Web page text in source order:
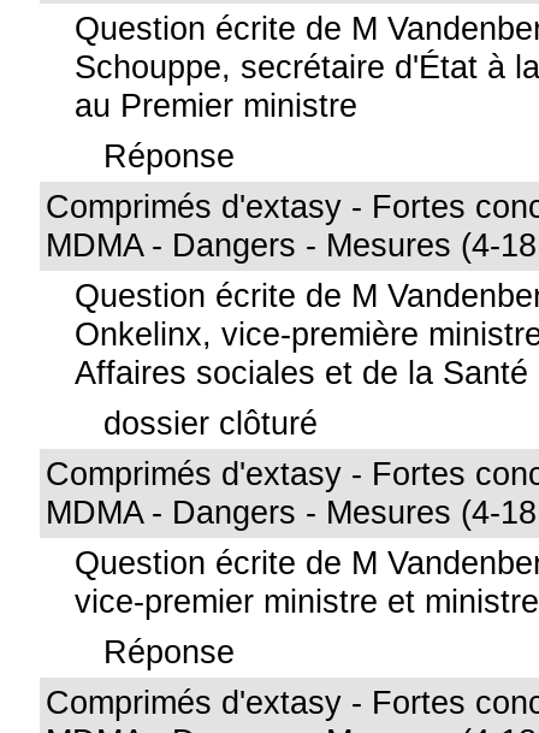
Question écrite de M
Schouppe, secrétaire d'État à
au Premier ministre
Réponse
Comprimés d'extasy - Fortes
MDMA - Dangers - Mesures (4-
Question écrite de M
Onkelinx, vice-première
Affaires sociales et de la Santé
dossier clôturé
Comprimés d'extasy - Fortes
MDMA - Dangers - Mesures (4-
Question écrite de M
vice-premier ministre et
Réponse
Comprimés d'extasy - Fortes